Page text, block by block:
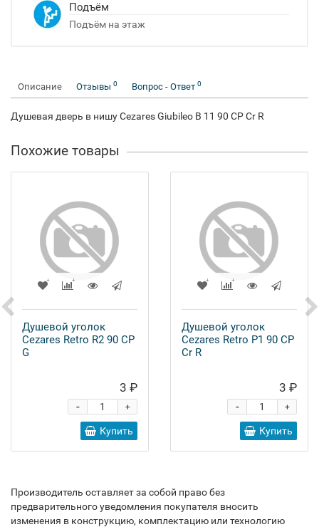
Подъём
Подъём на этаж
Описание Отзывы 0 Вопрос - Ответ 0
Душевая дверь в нишу Cezares Giubileo B 11 90 CP Cr R
Похожие товары
Душевой уголок
Cezares Retro R2 90 CP
G
3 ₽
+
-
Купить
Душевой уголок
Cezares Retro P1 90 CP
Cr R
3 ₽
+
-
Купить
Производитель оставляет за собой право без
предварительного уведомления покупателя вносить
изменения в конструкцию, комплектацию или технологию